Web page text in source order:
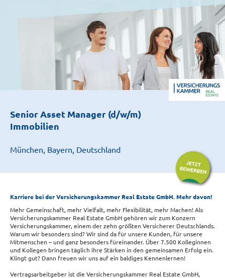
Senior Asset Manager (d/w/m)
Immobilien
München, Bayern, Deutschland
Karriere bei der Versicherungskammer Real Estate GmbH. Mehr davon!
Mehr Gemeinschaft, mehr Vielfalt, mehr Flexibilität, mehr Machen! Als
Versicherungskammer Real Estate GmbH gehören wir zum Konzern
Versicherungskammer, einem der zehn größten Versicherer Deutschlands.
Warum wir besonders sind? Wir sind da für unsere Kunden, für unsere
Mitmenschen – und ganz besonders füreinander. Über 7.500 Kolleginnen
und Kollegen bringen täglich ihre Stärken in den gemeinsamen Erfolg ein.
Klingt gut? Dann freuen wir uns auf ein baldiges Kennenlernen!
Vertragsarbeitgeber ist die Versicherungskammer Real Estate GmbH,